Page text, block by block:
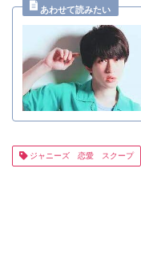
ジャニーズ 恋愛 スクープ